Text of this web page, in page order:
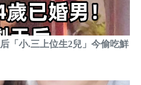
「小.三上位生2兒」今偷吃鮮